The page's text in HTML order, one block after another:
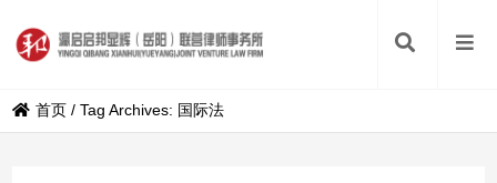
首页 /Tag Archives: 国际法